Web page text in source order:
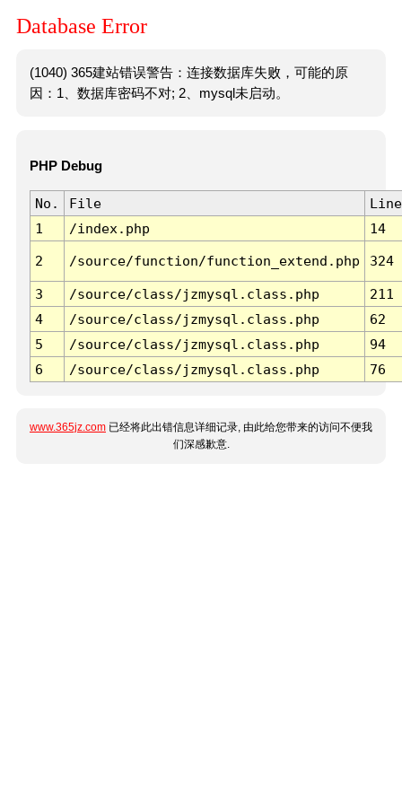
Database Error
(1040) 365建站错误警告：连接数据库失败，可能的原
因：1、数据库密码不对; 2、mysql未启动。
PHP Debug
No. File
Line
1
/index.php 14
2 /source/function/function_extend.php 324
3 /source/class/jzmysql.class.php
211
4
/source/class/jzmysql.class.php
62
5
/source/class/jzmysql.class.php
94
6
/source/class/jzmysql.class.php 76
www.365jz.com 已经将此出错信息详细记录, 由此给您带来的访问不便我
们深感歉意.